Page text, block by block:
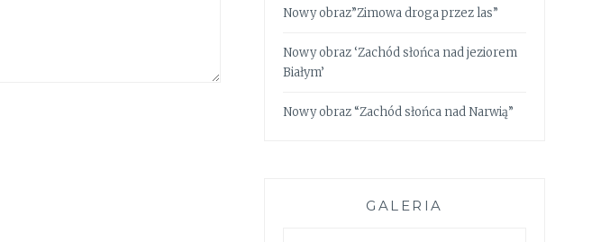
Nowy obraz”Zimowa droga przez las”
Nowy obraz ‘Zachód słońca nad jeziorem
Białym’
Nowy obraz “Zachód słońca nad Narwią”
GALERIA